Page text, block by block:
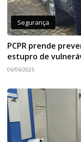
Segurança
PCPR prende
estupro de
06/06/2025